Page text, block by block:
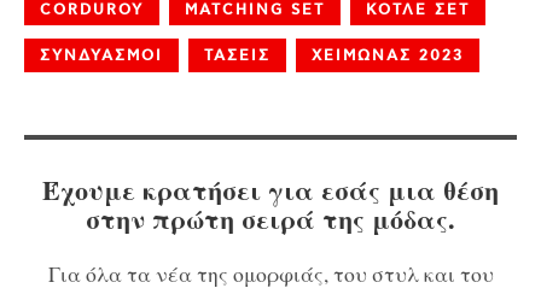
CORDUROY MATCHING SET ΚΟΤΛΕ ΣΕΤ
ΣΥΝΔΥΑΣΜΟΙ ΤΑΣΕΙΣ ΧΕΙΜΩΝΑΣ 2023
Έχουμε κρατήσει για εσάς μια θέση
στην πρώτη σειρά της μόδας.
Για όλα τα νέα της ομορφιάς, του στυλ και του